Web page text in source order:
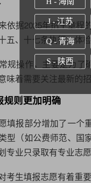
依据2025年招生章程
五、十七条执行。体
规操作，主要是为了
味着需要关注最新的
规则更加明确
填报部分增加了一个
型（如公费师范、国
专业只录取有专业志
考生填报志愿有着重
J - 江苏
Q - 青海
S - 陕西